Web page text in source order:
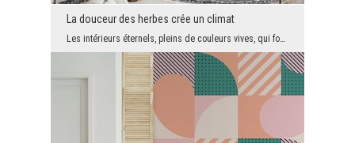
La douceur des herbes crée un climat
Les intérieurs éternels, pleins de couleurs vives, qui font référence à la nature et dégagent une...